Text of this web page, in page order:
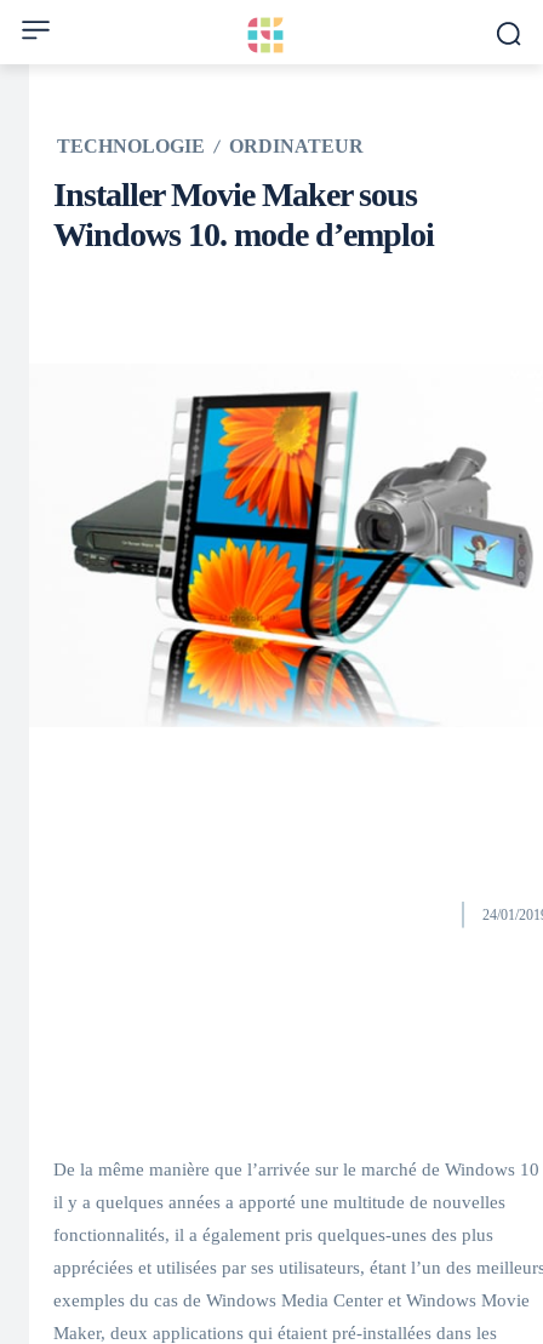
TECHNOLOGIE ORDINATEUR
Installer Movie Maker sous
Windows 10. mode d’emploi
24/01/
De la même manière que l’arrivée sur le marché de Windows 10
il y a quelques années a apporté une multitude de nouvelles
fonctionnalités, il a également pris quelques-unes des plus
appréciées et utilisées par ses utilisateurs, étant l’un des
exemples du cas de Windows Media Center et Windows Movie
Maker, deux applications qui étaient pré-installées dans les